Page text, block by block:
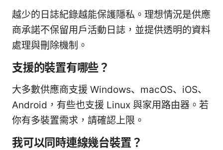
越少的日誌紀錄越能保護隱私。理想情況是供應
商承諾不保留用戶活動日誌，並提供透明的資料
處理與刪除機制。
支援的裝置有哪些？
大多數供應商支援 Windows、macOS、iOS、
Android，有些也支援 Linux 與家用路由器。若
你有多裝置需求，請確認上限。
我可以同時連線幾台裝置？